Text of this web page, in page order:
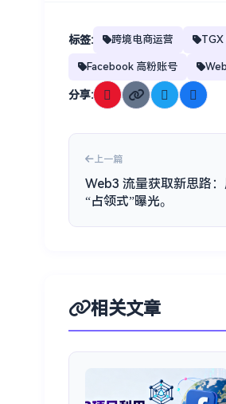
标签: 跨境电商运营 TGX
Facebook 高粉账号
分享:
上一篇
Web3 流量获取新思路
“占领式”曝光。
相关文章